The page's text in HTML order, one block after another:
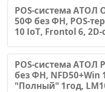
POS-система АТОЛ
50Ф без ФН, POS-
10 IoT, Frontol 6,
POS-система АТОЛ
без ФН, NFD50+Win
"Полный" 1год,